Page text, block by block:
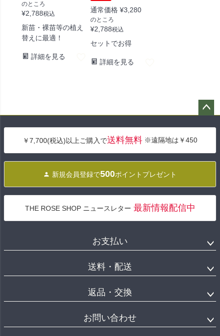
のところ
¥2,788税込
新苗・裸苗等の植え
替えに最適！
詳細を見る
通常価格 ¥3,280
のところ
¥2,788税込
セットでお得
詳細を見る
へ
￥7,700(税込)以上ご購入で送料無料 ※遠隔地は￥450
新規会員登録で500ポイントプレゼント
THE ROSE SHOP ニュースレター 最新情報配信中
お支払い
送料・配送
返品・交換
お問い合わせ